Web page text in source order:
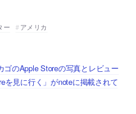
ー アメリカ
のApple Storeの写真とレビュー
を見に行く」がnoteに掲載されて